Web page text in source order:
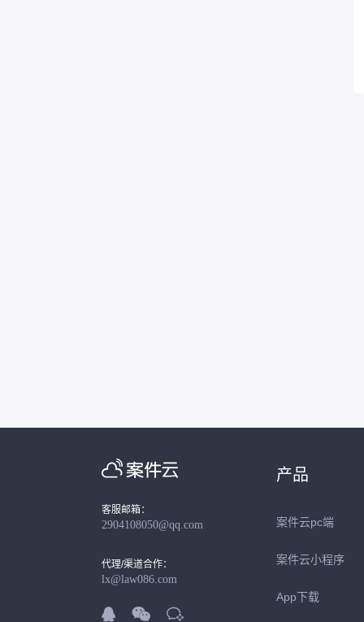
客服邮箱：
2904108050@qq.com
代理/渠道合作：
lx@law086.com
  
产品
案件云pc端
案件云小程序
App下载